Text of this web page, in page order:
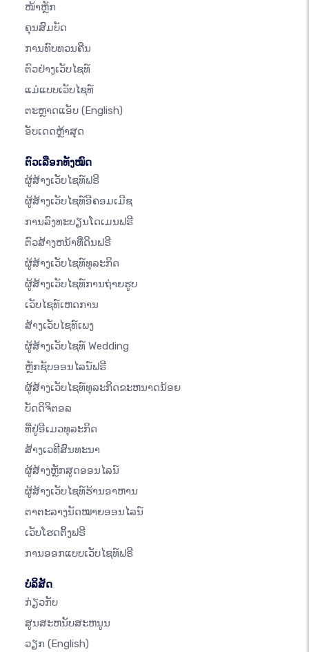
ໜ້າຫຼັກ
ຄຸນສົມບັດ
ການທົບທວນຄືນ
ຕົວຢ່າງເວັບໄຊທ໌
ແມ່ແບບເວັບໄຊທ໌
ຕະຫຼາດແອັບ (English)
ອັບເດດຫຼ້າສຸດ
ຕົວເລືອກທັງໝົດ
ຜູ້ສ້າງເວັບໄຊທ໌ຟຣີ
ຜູ້ສ້າງເວັບໄຊທ໌ອີຄອມເມີຊ
ການລົງທະບຽນໂດເມນຟຣີ
ຕົວສ້າງຫນ້າທີ່ດິນຟຣີ
ຜູ້ສ້າງເວັບໄຊທ໌ທຸລະກິດ
ຜູ້ສ້າງເວັບໄຊທ໌ການຖ່າຍຮູບ
ເວັບໄຊທ໌ເຫດການ
ສ້າງເວັບໄຊທ໌ເພງ
ຜູ້ສ້າງເວັບໄຊທ໌ Wedding
ຫຼັກຊັບອອນໄລນ໌ຟຣີ
ຜູ້ສ້າງເວັບໄຊທ໌ທຸລະກິດຂະຫນາດນ້ອຍ
ບັດດິຈິຕອລ
ທີ່ຢູ່ອີເມວທຸລະກິດ
ສ້າງເວທີສົນທະນາ
ຜູ້ສ້າງຫຼັກສູດອອນໄລນ໌
ຜູ້ສ້າງເວັບໄຊທ໌ຮ້ານອາຫານ
ຕາຕະລາງນັດໝາຍອອນໄລນ໌
ເວັບໂຮດຕິ້ງຟຣີ
ການອອກແບບເວັບໄຊທ໌ຟຣີ
ບໍລິສັດ
ກ່ຽວກັບ
ສູນສະຫນັບສະຫນູນ
ວຽກ (English)